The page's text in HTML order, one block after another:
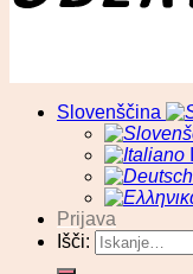
Slovenščina
Prijava
Išči: